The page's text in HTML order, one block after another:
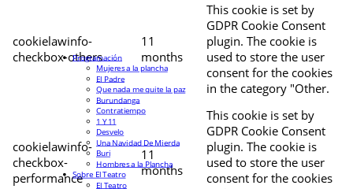
cookielawinfo-
checkbox-others
11
months
This cookie is set by
GDPR Cookie Consent
plugin. The cookie is
used to store the user
consent for the cookies
in the category "Other.
cookielawinfo-
checkbox-
performance
11
months
This cookie is set by
GDPR Cookie Consent
plugin. The cookie is
used to store the user
consent for the cookies
Programación
Mujeres a la plancha
El Padre
Que nada me quite la paz
Burundanga
Contratiempo
1 Y 11
Desvelo
Una Navidad De Mierda
Buri
Hombres a la Plancha
Sobre El Teatro
El Teatro